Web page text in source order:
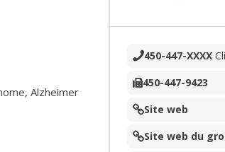
, Alzheimer
450-447-XXXX
450-447-9423
Site web
Site web du